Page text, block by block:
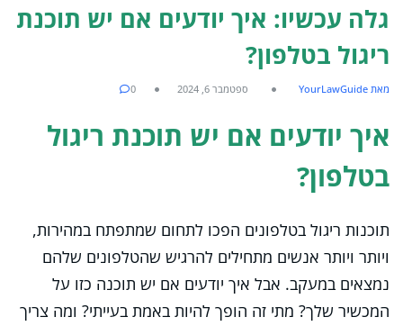
גלה עכשיו: איך יודעים אם יש תוכנת
ריגול בטלפון?
מאת YourLawGuide ספטמבר 6, 2024 0
איך יודעים אם יש תוכנת ריגול
בטלפון?
תוכנות ריגול בטלפונים הפכו לתחום שמתפתח במהירות,
ויותר ויותר אנשים מתחילים להרגיש שהטלפונים שלהם
נמצאים במעקב. אבל איך יודעים אם יש תוכנה כזו על
המכשיר שלך? מתי זה הופך להיות באמת בעייתי? ומה צריך